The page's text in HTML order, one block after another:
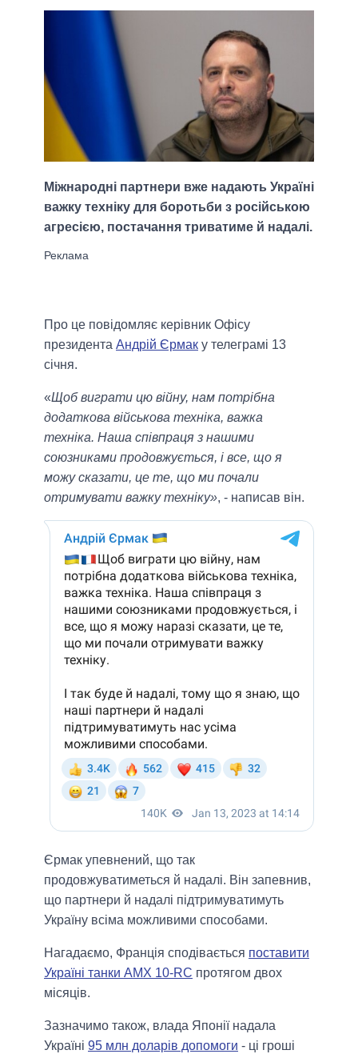
Міжнародні партнери вже надають Україні
важку техніку для боротьби з російською
агресією, постачання триватиме й надалі.
Про це повідомляє керівник Офісу
президента Андрій Єрмак у телеграмі 13
січня.
«Щоб виграти цю війну, нам потрібна
додаткова військова техніка, важка
техніка. Наша співпраця з нашими
союзниками продовжується, і все, що я
можу сказати, це те, що ми почали
отримувати важку техніку», - написав він.
Єрмак упевнений, що так
продовжуватиметься й надалі. Він запевнив,
що партнери й надалі підтримуватимуть
Україну всіма можливими способами.
Нагадаємо, Франція сподівається поставити
Україні танки AMX 10-RC протягом двох
місяців.
Зазначимо також, влада Японії надала
Україні 95 млн доларів допомоги - ці гроші